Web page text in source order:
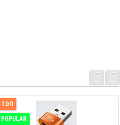
ТОП
POPULAR